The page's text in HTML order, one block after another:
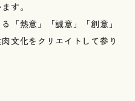
す。
「熱意」「誠意」「創意」
文化をクリエイトして参り